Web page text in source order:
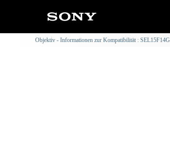
Objektiv - Informationen zur Kompatibilität : SEL15F14G